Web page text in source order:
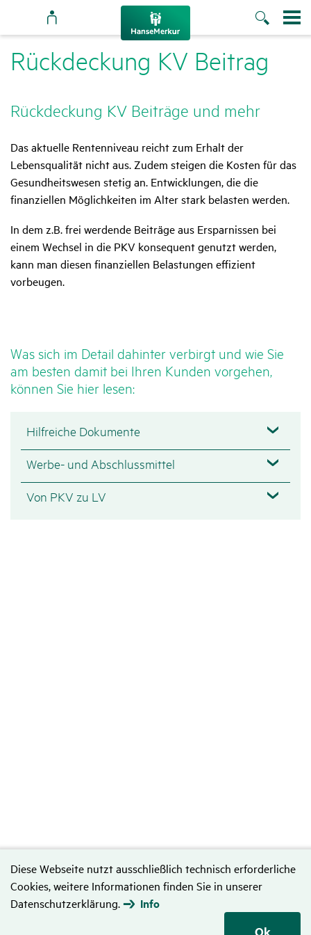
Diese Webseite nutzt ausschließlich technisch erforderliche
Cookies, weitere Informationen finden Sie in unserer
Datenschutzerklärung.
Info
Ok
Rück­de­ckung KV Beitrag
Rück­de­ckung KV Beiträge und mehr
Das aktuelle Rentenniveau reicht zum Erhalt der
Lebensqualität nicht aus. Zudem steigen die Kosten für das
Gesundheitswesen stetig an. Entwicklungen, die die
finanziellen Möglichkeiten im Alter stark belasten werden.
In dem z.B. frei werdende Beiträge aus Ersparnissen bei
einem Wechsel in die PKV konsequent genutzt werden,
kann man diesen finanziellen Belastungen effizient
vorbeugen.
Was sich im Detail dahinter verbirgt und wie Sie
am besten damit bei Ihren Kunden vorgehen,
können Sie hier lesen:
Hilfreiche Dokumente
Werbe- und Abschlussmittel
Von PKV zu LV